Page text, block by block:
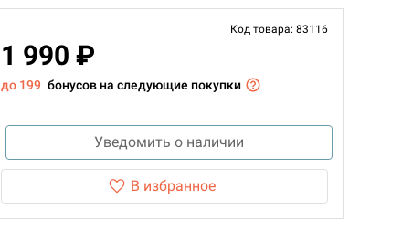
Код товара: 83116
1 990 ₽
до 199 бонусов на следующие покупки
Уведомить о наличии
В избранное